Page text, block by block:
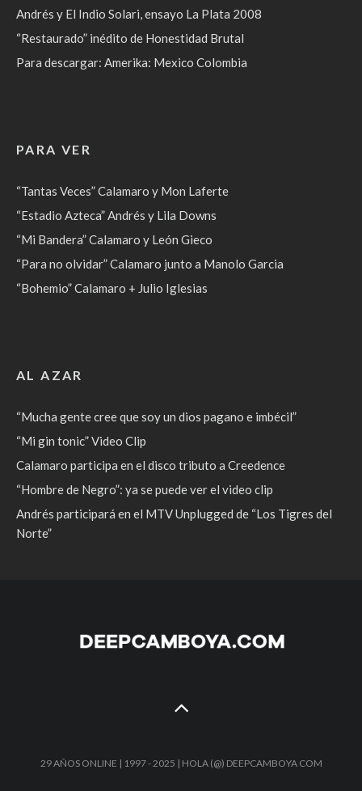
Andrés y El Indio Solari, ensayo La Plata 2008
“Restaurado” inédito de Honestidad Brutal
Para descargar: Amerika: Mexico Colombia
PARA VER
“Tantas Veces” Calamaro y Mon Laferte
“Estadio Azteca” Andrés y Lila Downs
“Mi Bandera” Calamaro y León Gieco
“Para no olvidar” Calamaro junto a Manolo Garcia
“Bohemio” Calamaro + Julio Iglesias
AL AZAR
“Mucha gente cree que soy un dios pagano e imbécil”
“Mi gin tonic” Video Clip
Calamaro participa en el disco tributo a Creedence
“Hombre de Negro”: ya se puede ver el video clip
Andrés participará en el MTV Unplugged de “Los Tigres del
Norte”
29 AÑOS ONLINE | 1997 - 2025 | HOLA (@) DEEPCAMBOYA COM